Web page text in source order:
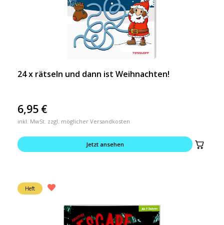
24 x rätseln und dann ist Weihnachten!
6,95 €
inkl. MwSt. zzgl. möglicher Versandkosten
Jetzt ansehen
Heft